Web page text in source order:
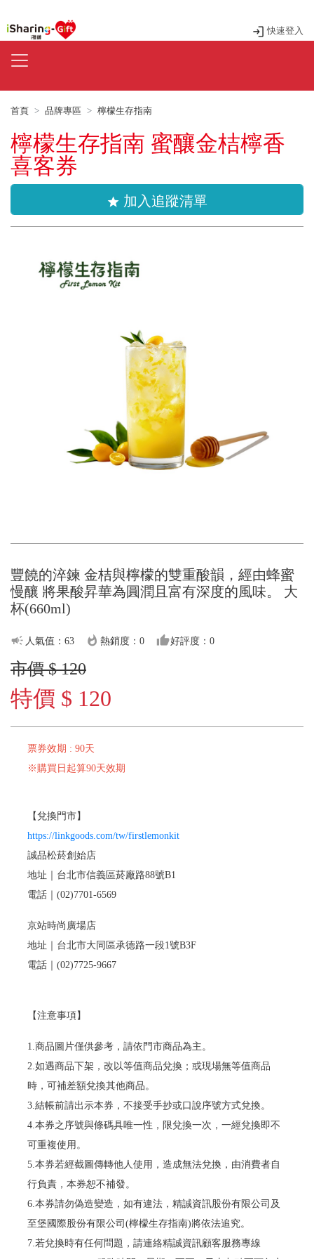
快速登入
首頁 品牌專區 檸檬生存指南
檸檬生存指南 蜜釀金桔檸香
喜客券
star 加入追蹤清單
豐饒的淬鍊 金桔與檸檬的雙重酸韻，經由蜂蜜
慢釀 將果酸昇華為圓潤且富有深度的風味。 大
杯(660ml)
campaign 人氣值：63 whatshot 熱銷度：0 thumb_up好評度：0
市價 $ 120
特價 $ 120
票券效期 : 90天
※購買日起算90天效期
【兌換門市】
https://linkgoods.com/tw/firstlemonkit
誠品松菸創始店
地址｜台北市信義區菸廠路88號B1
電話｜(02)7701-6569
京站時尚廣場店
地址｜台北市大同區承德路一段1號B3F
電話｜(02)7725-9667
【注意事項】
1.商品圖片僅供參考，請依門市商品為主。
2.如遇商品下架，改以等值商品兌換；或現場無等值商品
時，可補差額兌換其他商品。
3.結帳前請出示本券，不接受手抄或口說序號方式兌換。
4.本券之序號與條碼具唯一性，限兌換一次，一經兌換即不
可重複使用。
5.本券若經截圖傳轉他人使用，造成無法兌換，由消費者自
行負責，本券恕不補發。
6.本券請勿偽造變造，如有違法，精誠資訊股份有限公司及
至堡國際股份有限公司(檸檬生存指南)將依法追究。
7.若兌換時有任何問題，請連絡精誠資訊顧客服務專線